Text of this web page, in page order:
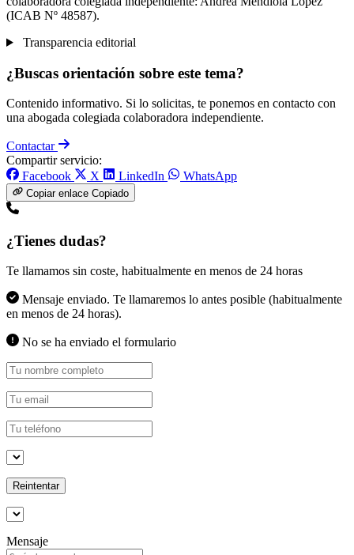
(ICAB Nº 48587).
Transparencia editorial
¿Buscas orientación sobre este tema?
Contenido informativo. Si lo solicitas, te ponemos en contacto con
una abogada colegiada colaboradora independiente.
Contactar
Compartir servicio:
Facebook
X LinkedIn WhatsApp
Copiar enlace Copiado
¿Tienes dudas?
Te llamamos sin coste, habitualmente en menos de 24 horas
Mensaje enviado. Te llamaremos lo antes posible (habitualmente
en menos de 24 horas).
No se ha enviado el formulario
Reintentar
Mensaje